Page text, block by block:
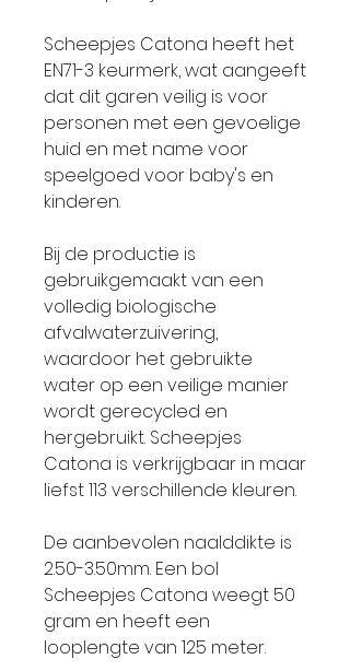
Scheepjes Catona heeft het
EN71-3 keurmerk, wat aangeeft
dat dit garen veilig is voor
personen met een gevoelige
huid en met name voor
speelgoed voor baby's en
kinderen.
Bij de productie is
gebruikgemaakt van een
volledig biologische
afvalwaterzuivering,
waardoor het gebruikte
water op een veilige manier
wordt gerecycled en
hergebruikt. Scheepjes
Catona is verkrijgbaar in maar
liefst 113 verschillende kleuren.
De aanbevolen naalddikte is
2.50-3.50mm. Een bol
Scheepjes Catona weegt 50
gram en heeft een
looplengte van 125 meter.